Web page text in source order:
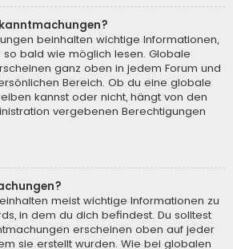
beinhalten wichtige Informationen,
bald wie möglich lesen. Globale
ganz oben in jedem Forum und
Bereich. Ob du eine globale
kannst oder nicht, hängt von den
vergebenen Berechtigungen
meist wichtige Informationen zu
in dem du dich befindest. Du solltest
erscheinen oben auf jeder
sie erstellt wurden. Wie bei globalen